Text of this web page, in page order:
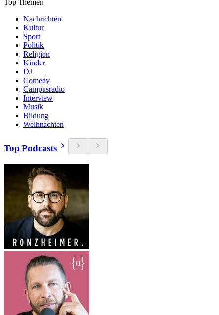
Top Themen
Nachrichten
Kultur
Sport
Politik
Religion
Kinder
DJ
Comedy
Campusradio
Interview
Musik
Bildung
Weihnachten
Top Podcasts